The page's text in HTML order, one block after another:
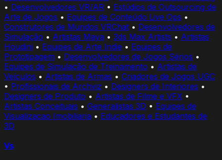
• Desenvolvedores VR/AR • Estúdios de Outsourcing de
Arte de Jogos • Equipes de Conteúdo Live Ops •
Construtores de Mundos VRChat • Desenvolvedores de
Simulação • Artistas Maya • 3ds Max Artists • Artistas
Houdini • Equipes de Arte Indie • Equipes de
Prototipagem • Desenvolvedores de Jogos Sérios •
Equipes de Simulação de Treinamento • Artistas de
Veículos • Artistas de Armas • Criadores de Jogos UGC
• Profissionais de Archviz • Designers de Interiores •
Designers de Produto • Artistas de Filme e VFX •
Artistas Conceituais • Generalistas 3D • Equipes de
Visualizacao Imobiliaria • Educadores e Estudantes de
3D
Vs